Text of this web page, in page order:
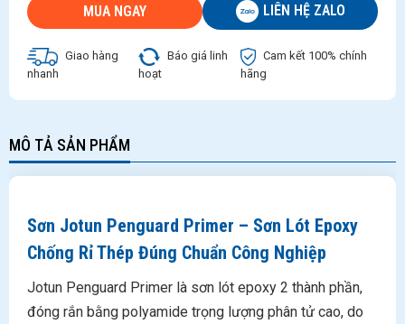
MUA NGAY LIÊN HỆ ZALO
Giao hàng
nhanh
Báo giá linh
hoạt
Cam kết 100% chính
hãng
MÔ TẢ SẢN PHẨM
Sơn Jotun Penguard Primer – Sơn Lót Epoxy
Chống Rỉ Thép Đúng Chuẩn Công Nghiệp
Jotun Penguard Primer là sơn lót epoxy 2 thành phần,
đóng rắn bằng polyamide trọng lượng phân tử cao, do